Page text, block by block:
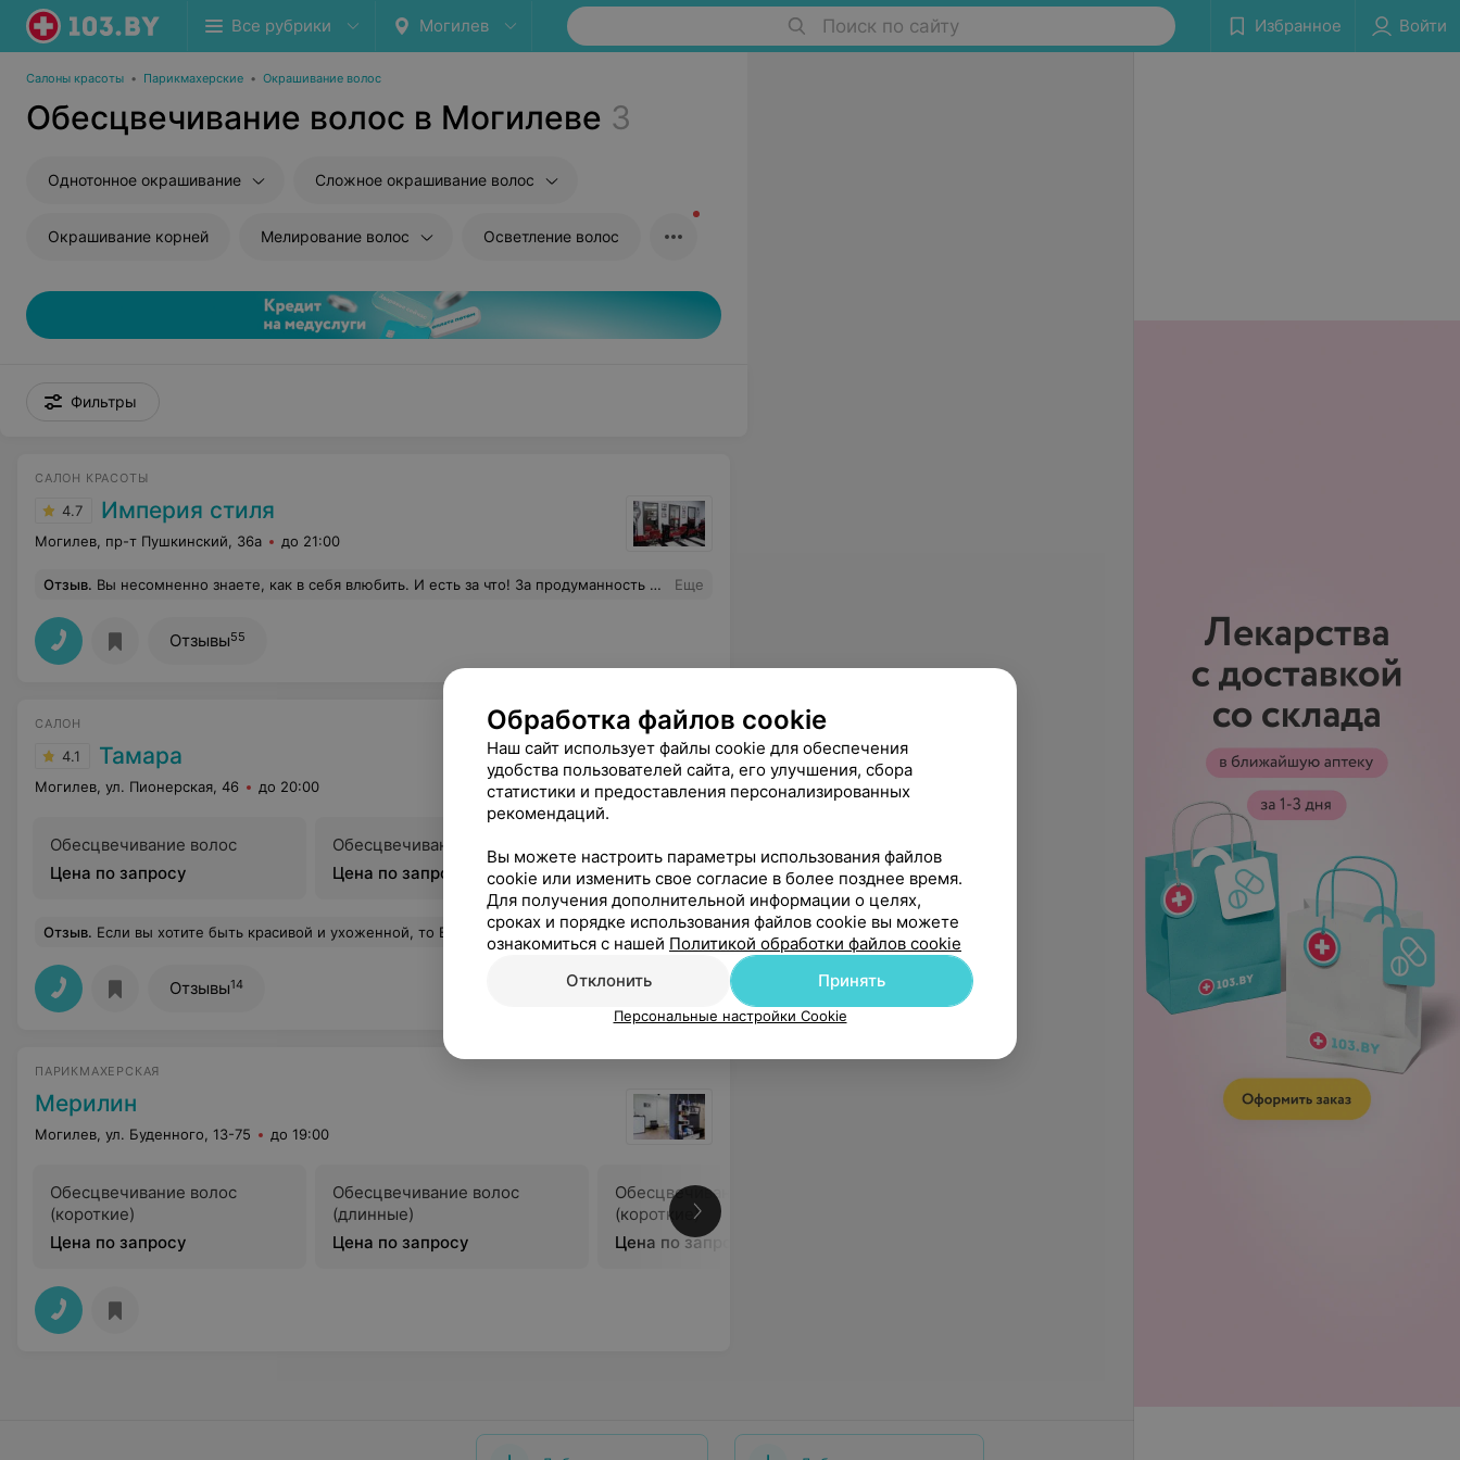
Все рубрики Могилев Поиск по сайту Избранное Войти
Салоны красоты • Парикмахерские • Окрашивание волос
Обесцвечивание волос в Могилеве 3
Однотонное окрашивание Сложное окрашивание волос
Окрашивание корней Мелирование волос Осветление волос
Фильтры
САЛОН КРАСОТЫ
4.7 Империя стиля
Могилев, пр-т Пушкинский, 36а до 21:00
Отзыв. Вы несомненно знаете, как в себя влюбить. И есть за что! За продуманность маркетинговой политики, за работу на результат с опережением, за подбор исключительно высоко квалифицированного персонала, за ощущение заботы и внимания к клиентам, за искреннюю улыбку администраторов, за золотые руки мастеров всех, без исключения. Хочу здесь бывать, доверяя своё тело и душу без оглядки, страха и упрёка! Еще
Отзывы55
САЛОН
4.1 Тамара
Могилев, ул. Пионерская, 46 до 20:00
Обесцвечивание волос
Цена по запросу
Обесцвечивание корней
Цена по запросу
Все цены
Отзыв. Если вы хотите быть красивой и ухоженной, то Вам точно сюда. Отличные мастера и маникюра и стрижки, косметология. Все опрбовано мной лично в течении долгих лет и по сей день. Все супер. Этот салон просто хорошая привычка, которая с тобой и никогда не подводит. Спасибо салон Тамара. Так держать. Еще
Отзывы14
ПАРИКМАХЕРСКАЯ
Мерилин
Могилев, ул. Буденного, 13-75 до 19:00
Обесцвечивание волос
(короткие)
Цена по запросу
Обесцвечивание волос
(длинные)
Цена по запросу
Обесцвечивание корней
(короткие)
Цена по запросу
Обработка файлов cookie
Наш сайт использует файлы cookie для обеспечения
удобства пользователей сайта, его улучшения, сбора
статистики и предоставления персонализированных
рекомендаций.
Вы можете настроить параметры использования файлов
cookie или изменить свое согласие в более позднее время.
Для получения дополнительной информации о целях,
сроках и порядке использования файлов cookie вы можете
ознакомиться с нашей Политикой обработки файлов cookie
Отклонить
Принять
Персональные настройки Cookie